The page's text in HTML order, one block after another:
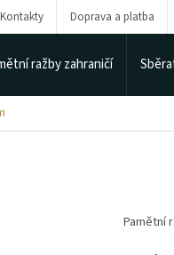
Kontakty Doprava a platba
ražby zahraničí
Pamětní